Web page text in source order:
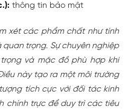
thông tin bảo mật
xét các phẩm chất như tính
trọng. Sự chuyên nghiệp
và mặc đồ phù hợp khi
này tạo ra một môi trường
tích cực với đối tác kinh
chính trực để duy trì các tiêu